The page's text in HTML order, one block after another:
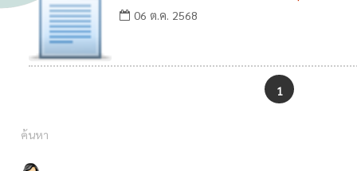
06 ต.ค. 2568
1